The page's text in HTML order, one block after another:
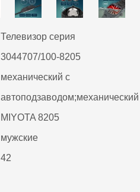
Телевизор серия
3044707/100-8205
механический с
автоподзаводом;механический
MIYOTA 8205
мужские
42